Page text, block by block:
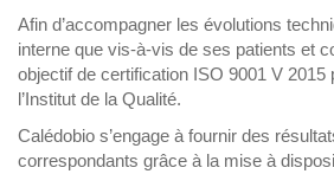
Afin d’accompagner les évolutions
interne que vis-à-vis de ses patients et
objectif de certification ISO 9001 V
l’Institut de la Qualité.
Calédobio s’engage à fournir des
correspondants grâce à la mise à